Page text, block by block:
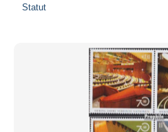
Monde entier
Statut